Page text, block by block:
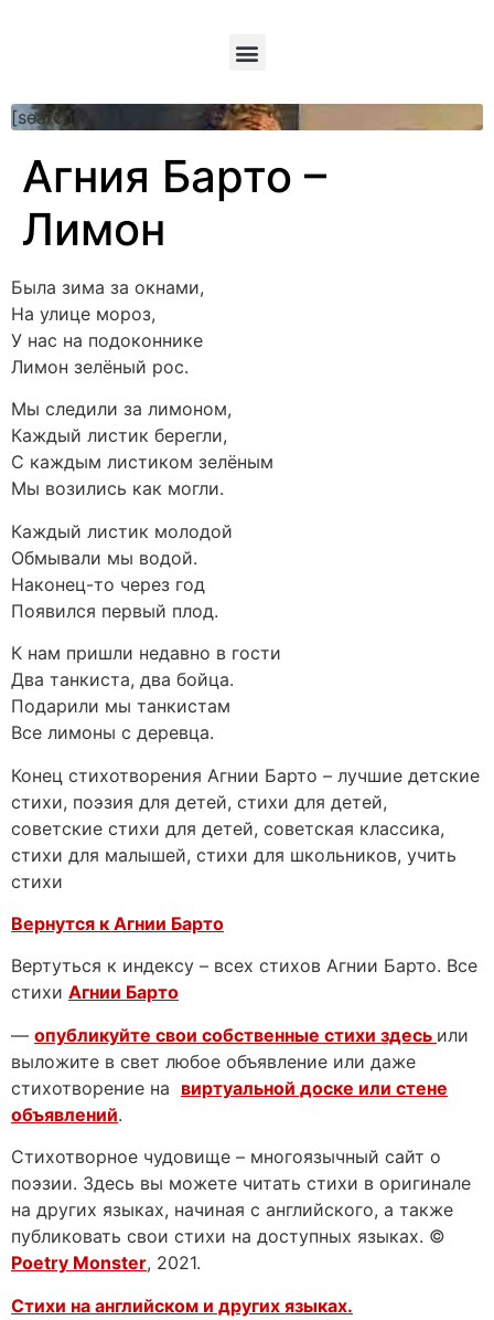
[searchform]
Агния Барто –
Лимон
Была зима за окнами,
На улице мороз,
У нас на подоконнике
Лимон зелёный рос.
Мы следили за лимоном,
Каждый листик берегли,
С каждым листиком зелёным
Мы возились как могли.
Каждый листик молодой
Обмывали мы водой.
Наконец-то через год
Появился первый плод.
К нам пришли недавно в гости
Два танкиста, два бойца.
Подарили мы танкистам
Все лимоны с деревца.
Конец стихотворения Агнии Барто – лучшие детские
стихи, поэзия для детей, стихи для детей,
советские стихи для детей, советская классика,
стихи для малышей, стихи для школьников, учить
стихи
Вернутся к Агнии Барто
Вертуться к индексу – всех стихов Агнии Барто. Все
стихи Агнии Барто
— опубликуйте свои собственные стихи здесь или
выложите в свет любое объявление или даже
стихотворение на виртуальной доске или стене
объявлений.
Стихотворное чудовище – многоязычный сайт о
поэзии. Здесь вы можете читать стихи в оригинале
на других языках, начиная с английского, а также
публиковать свои стихи на доступных языках. ©
Poetry Monster, 2021.
Стихи на английском и других языках.